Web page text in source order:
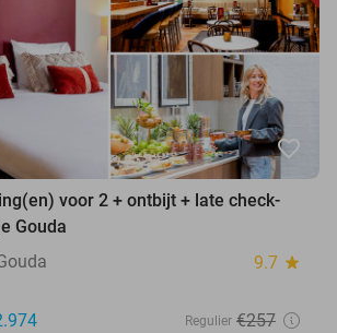
favorite_border
voor 2 + ontbijt + late check-
Gouda
9.7 star
Regulier €257